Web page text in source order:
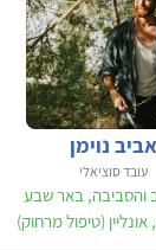
אביב נוימן
עובד סוציאלי
והסביבה, באר שבע
(טיפול מרחוק)